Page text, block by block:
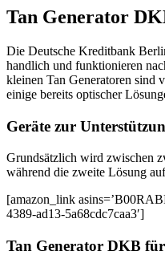
Tan Generator
Die Deutsche Kreditbank
handlich und funktionieren
kleinen Tan Generatoren sind
einige bereits optischer
Geräte zur
Grundsätzlich wird zwischen
während die zweite Lösung
[amazon_link
4389-ad13-5a68cdc7caa3′]
Tan Generator DKB